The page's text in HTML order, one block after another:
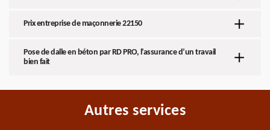
Prix entreprise de maçonnerie 22150
Pose de dalle en béton par RD PRO, l’assurance d’un travail
bien fait
Autres services